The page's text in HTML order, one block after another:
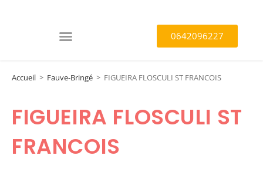
0642096227
Accueil > Fauve-Bringé > FIGUEIRA FLOSCULI ST FRANCOIS
FIGUEIRA FLOSCULI ST
FRANCOIS